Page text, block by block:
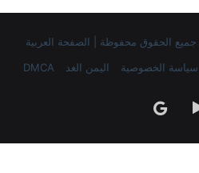
سياسة الخصوصية اليمن الغد DMCA
‏Google
Play
google
news